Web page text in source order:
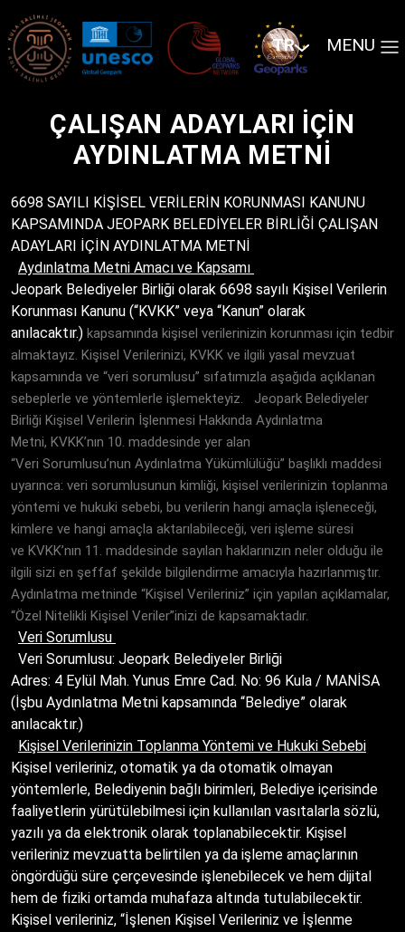
TR MENU
ÇALIŞAN ADAYLARI İÇIN
AYDINLATMA METNI
6698 SAYILI KİŞİSEL VERİLERİN KORUNMASI KANUNU
KAPSAMINDA JEOPARK BELEDİYELER BİRLİĞİ ÇALIŞAN
ADAYLARI İÇİN AYDINLATMA METNİ
Aydınlatma Metni Amacı ve Kapsamı
Jeopark Belediyeler Birliği olarak 6698 sayılı Kişisel Verilerin
Korunması Kanunu (“KVKK” veya “Kanun” olarak
anılacaktır.) kapsamında kişisel verilerinizin korunması için tedbir
almaktayız. Kişisel Verilerinizi, KVKK ve ilgili yasal mevzuat
kapsamında ve “veri sorumlusu” sıfatımızla aşağıda açıklanan
sebeplerle ve yöntemlerle işlemekteyiz. Jeopark Belediyeler
Birliği Kişisel Verilerin İşlenmesi Hakkında Aydınlatma
Metni, KVKK’nın 10. maddesinde yer alan
“Veri Sorumlusu’nun Aydınlatma Yükümlülüğü” başlıklı maddesi
uyarınca: veri sorumlusunun kimliği, kişisel verilerinizin toplanma
yöntemi ve hukuki sebebi, bu verilerin hangi amaçla işleneceği,
kimlere ve hangi amaçla aktarılabileceği, veri işleme süresi
ve KVKK’nın 11. maddesinde sayılan haklarınızın neler olduğu ile
ilgili sizi en şeffaf şekilde bilgilendirme amacıyla hazırlanmıştır.
Aydınlatma metninde “Kişisel Verileriniz” için yapılan açıklamalar,
“Özel Nitelikli Kişisel Veriler”inizi de kapsamaktadır.
Veri Sorumlusu
Veri Sorumlusu: Jeopark Belediyeler Birliği
Adres: 4 Eylül Mah. Yunus Emre Cad. No: 96 Kula / MANİSA
(İşbu Aydınlatma Metni kapsamında “Belediye” olarak
anılacaktır.)
Kişisel Verilerinizin Toplanma Yöntemi ve Hukuki Sebebi
Kişisel verileriniz, otomatik ya da otomatik olmayan
yöntemlerle, Belediyenin bağlı birimleri, Belediye içerisinde
faaliyetlerin yürütülebilmesi için kullanılan vasıtalarla sözlü,
yazılı ya da elektronik olarak toplanabilecektir. Kişisel
verileriniz mevzuatta belirtilen ya da işleme amaçlarının
öngördüğü süre çerçevesinde işlenebilecek ve hem dijital
hem de fiziki ortamda muhafaza altında tutulabilecektir.
Kişisel verileriniz, “İşlenen Kişisel Verileriniz ve İşlenme